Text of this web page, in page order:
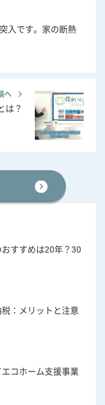
入です。家の断熱
へ
は？
すすめは20年？30
：メリットと注意
コホーム支援事業